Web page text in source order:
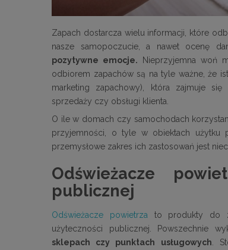
Zapach dostarcza wielu informacji, które
nasze samopoczucie, a nawet ocenę
pozytywne emocje. Nieprzyjemna woń
odbiorem zapachów są na tyle ważne, że
marketing zapachowy), która zajmuje
sprzedaży czy obsługi klienta.
O ile w domach czy samochodach
przyjemności, o tyle w obiektach użytku
przemysłowe zakres ich zastosowań jest
Odświeżacze
publicznej
Odświeżacze powietrza to produkty do
użyteczności publicznej. Powszechnie
sklepach czy punktach usługowych .